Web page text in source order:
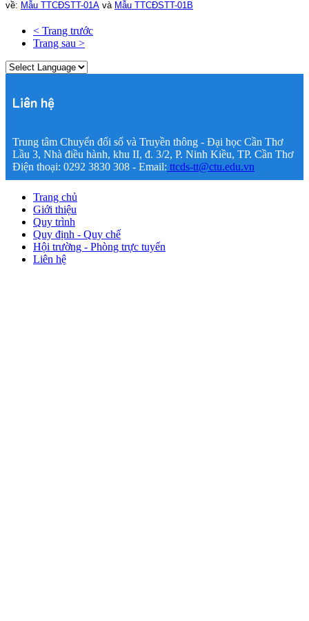
về: Mẫu TTCĐSTT-01A và Mẫu TTCĐSTT-01B
< Trang trước
Trang sau >
Liên hệ
Trung tâm Chuyển đổi số và Truyền thông - Đại học Cần Thơ
Lầu 3, Nhà điều hành, khu II, đ. 3/2, P. Ninh Kiều, TP. Cần Thơ
Điện thoại: 0292 3830 308 - Email: ttcds-tt@ctu.edu.vn
Trang chủ
Giới thiệu
Quy trình
Quy định - Quy chế
Hội trường - Phòng trực tuyến
Liên hệ